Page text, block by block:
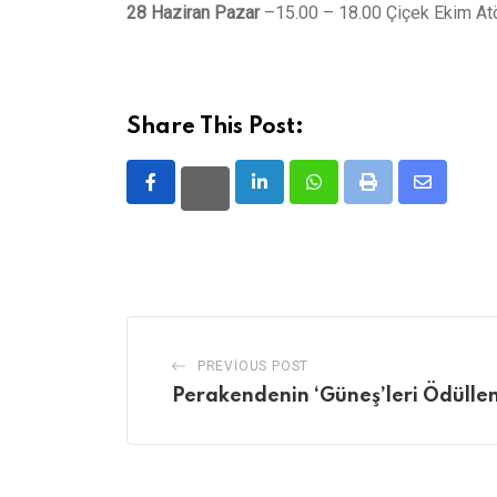
28 Haziran Pazar–15.00 – 18.00 Çiçek Ekim
Share This Post:
LinkedInWhatsappPrint
Share
PREVIOUS POST
Perakendenin ‘Güneş’leri